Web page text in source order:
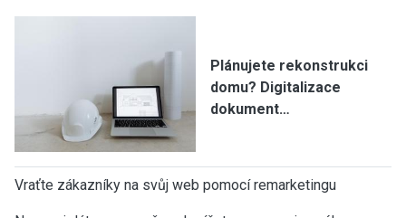
Plánujete rekonstrukci
domu? Digitalizace
dokument…
Vraťte zákazníky na svůj web pomocí remarketingu